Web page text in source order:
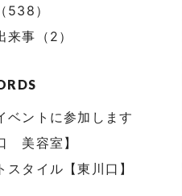
538）
来事（2）
ベントに参加します
美容室】
スタイル【東川口】